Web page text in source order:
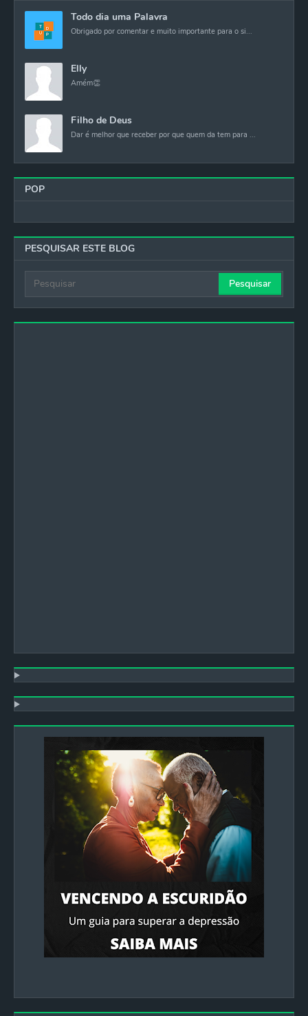
Todo dia uma Palavra
Obrigado por comentar e muito importante para o si...
Elly
Amém👏
Filho de Deus
Dar é melhor que receber por que quem da tem para ...
POP
PESQUISAR ESTE BLOG